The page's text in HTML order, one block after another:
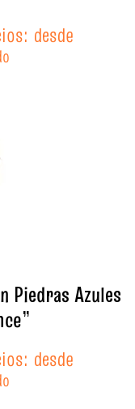
desde
Piedras Azules
desde